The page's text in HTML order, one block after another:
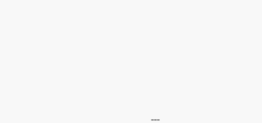
---